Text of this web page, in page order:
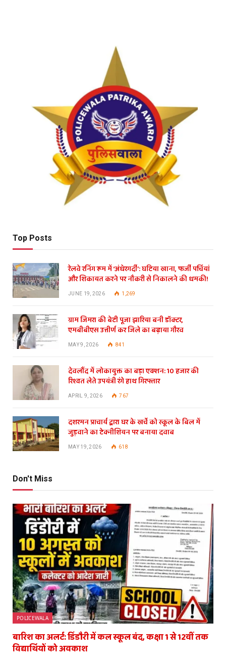
Top Posts
रेलवे रनिंग रूम में ‘अंधेरगर्दी’: घटिया खाना, फर्जी पर्चियां
और शिकायत करने पर नौकरी से निकालने की धमकी!
JUNE 19, 2026 1,269
ग्राम जिमरा की बेटी पूजा झारिया बनी डॉक्टर,
एमबीबीएस उत्तीर्ण कर जिले का बढ़ाया गौरव
MAY 9, 2026 841
देवलौंद में लोकायुक्त का बड़ा एक्शन: 10 हजार की
रिश्वत लेते उपयंत्री रंगे हाथ गिरफ्तार
APRIL 9, 2026 767
दशरमन प्राचार्य द्वारा घर के खर्चे को स्कूल के बिल में
जुड़वाने का टेक्नीशियन पर बनाया दवाब
MAY 19, 2026 618
Don't Miss
POLICEWALA
बारिश का अलर्ट: डिंडौरी में कल स्कूल बंद, कक्षा 1 से 12वीं तक
विद्यार्थियों को अवकाश